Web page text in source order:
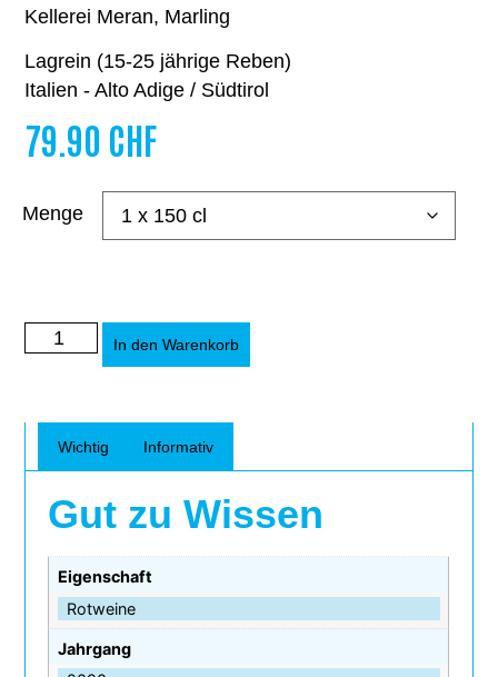
Kellerei Meran, Marling
Lagrein (15-25 jährige Reben)
Italien - Alto Adige / Südtirol
79.90 CHF
Menge
In den Warenkorb
Wichtig Informativ
Gut zu Wissen
Eigenschaft
Rotweine
Jahrgang